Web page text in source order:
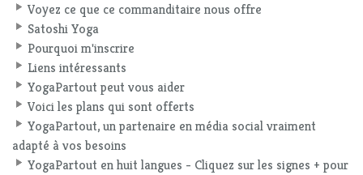
Voyez ce que ce commanditaire nous offre
Satoshi Yoga
Pourquoi m'inscrire
Liens intéressants
YogaPartout peut vous aider
Voici les plans qui sont offerts
YogaPartout, un partenaire en média social vraiment
adapté à vos besoins
YogaPartout en huit langues - Cliquez sur les signes + pour